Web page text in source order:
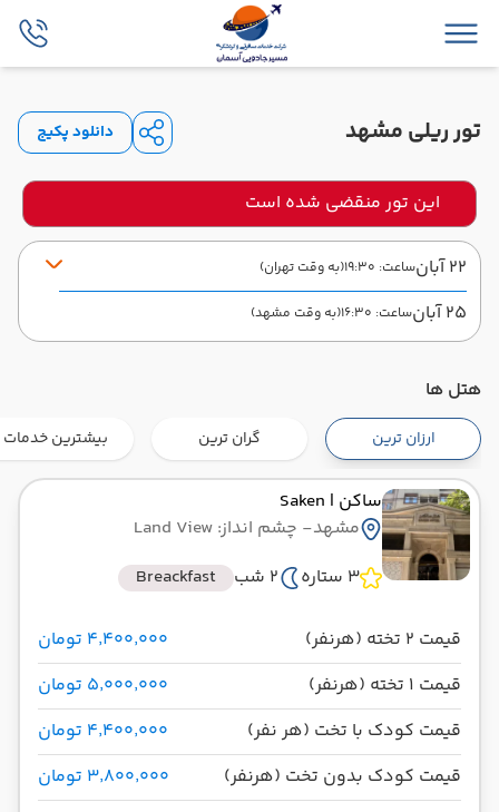
تور ریلی مشهد دانلود پکیج
این تور منقضی شده است
22 آبان ساعت: 19:30 (به وقت تهران)
25 آبان ساعت: 16:30 (به وقت مشهد)
به
3 شب اقامت در مشهد
نور الرضا
ازتاریخ سفر : 25 آبان 1404 ساعت سفر : 16:30
هتل ها
ارزان ترین گران ترین بیشترین خدمات
ساکن | Saken
مشهد- چشم انداز: Land View
3 ستاره
2 شب Breackfast
قیمت 2 تخته (هرنفر)
۴٬۴۰۰٬۰۰۰ تومان
قیمت 1 تخته (هرنفر)
۵٬۰۰۰٬۰۰۰ تومان
قیمت کودک با تخت (هر نفر)
۴٬۴۰۰٬۰۰۰ تومان
قیمت کودک بدون تخت (هرنفر)
۳٬۸۰۰٬۰۰۰ تومان